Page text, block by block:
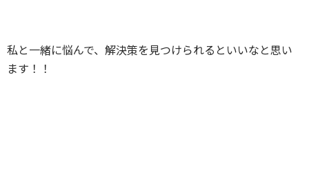
私と一緒に悩んで、解決策を見つけられるといいなと思い
ます！！